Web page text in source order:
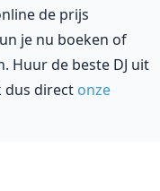
de prijs
je nu boeken of
Huur de beste DJ uit
dus direct onze